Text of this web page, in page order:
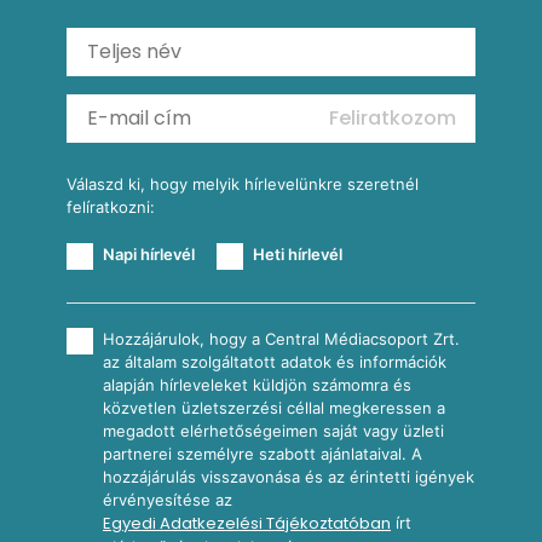
Ratatouille
Almás-kéksajtos kukoricasaláta
Köretek
Reggeli receptek
Feliratkozom
Válaszd ki, hogy melyik hírlevelünkre szeretnél
felíratkozni:
Napi hírlevél Heti hírlevél
Hozzájárulok, hogy a Central Médiacsoport Zrt.
az általam szolgáltatott adatok és információk
alapján hírleveleket küldjön számomra és
közvetlen üzletszerzési céllal megkeressen a
megadott elérhetőségeimen saját vagy üzleti
partnerei személyre szabott ajánlataival. A
hozzájárulás visszavonása és az érintetti igények
érvényesítése az
Egyedi Adatkezelési Tájékoztatóban írt